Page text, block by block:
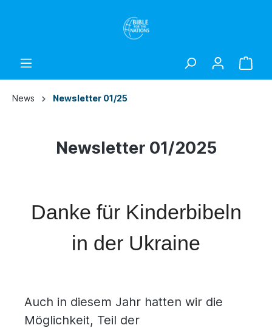
News Newsletter 01/25
Newsletter 01/2025
Danke für Kinderbibeln
in der Ukraine
Auch in diesem Jahr hatten wir die
Möglichkeit, Teil der